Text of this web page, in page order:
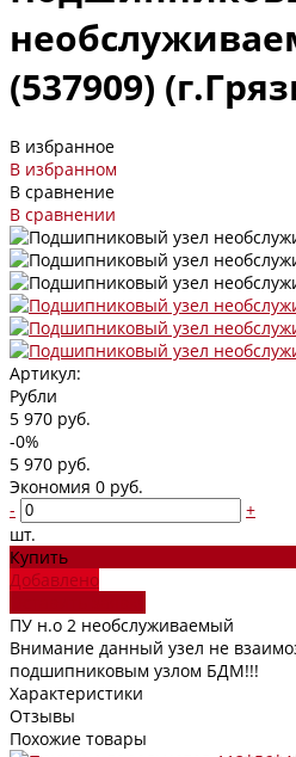
(537909)
В избранное
В избранном
В сравнение
В сравнении
Артикул:
Рубли
5 970 руб.
-0%
5 970 руб.
Экономия 0 руб.
-
+
шт.
Купить
Добавлено
ПУ н.о 2 необслуживаемый
Внимание данный узел не
подшипниковым узлом БДМ!!!
Характеристики
Отзывы
Похожие товары